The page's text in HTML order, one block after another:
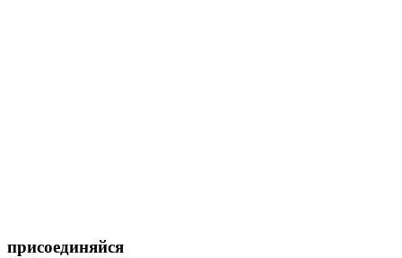
присоединяйся